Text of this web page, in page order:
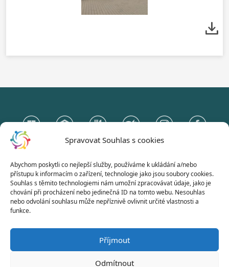
Spravovat Souhlas s cookies
Abychom poskytli co nejlepší služby, používáme k ukládání a/nebo
přístupu k informacím o zařízení, technologie jako jsou soubory cookies.
Souhlas s těmito technologiemi nám umožní zpracovávat údaje, jako je
chování při procházení nebo jedinečná ID na tomto webu. Nesouhlas
nebo odvolání souhlasu může nepříznivě ovlivnit určité vlastnosti a
funkce.
Příjmout
Odmítnout
Gymnázium Otokara Březiny
a Střední odborná škola Telč
Hradecká 235, 588 56 Telč